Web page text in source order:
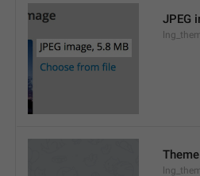
JPEG